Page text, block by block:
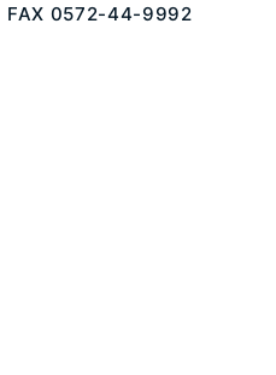
FAX 0572-44-9992